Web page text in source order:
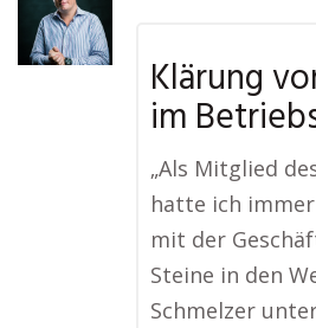
Klärung
im
„Als Mitglied
hatte ich
mit der
Steine in den
Schmelzer